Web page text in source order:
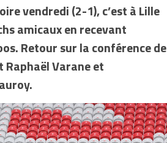
vendredi (2-1), c’est à Lille
amicaux en recevant
Retour sur la conférence de
Raphaël Varane et